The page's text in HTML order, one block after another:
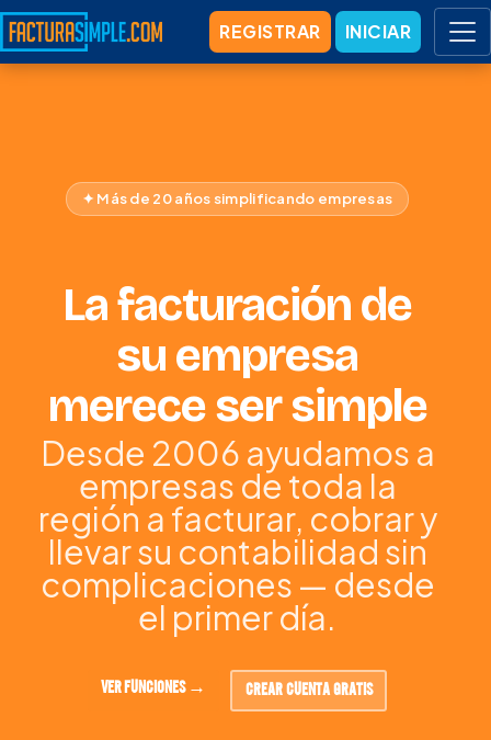
REGISTRAR INICIAR
✦ Más de 20 años simplificando empresas
La facturación de
su empresa
merece ser simple
Desde 2006 ayudamos a
empresas de toda la
región a facturar, cobrar y
llevar su contabilidad sin
complicaciones — desde
el primer día.
VER FUNCIONES → CREAR CUENTA GRATIS